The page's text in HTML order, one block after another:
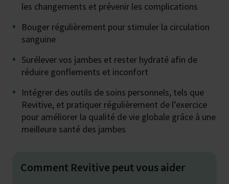
les changements et prévenir les complications
Bouger régulièrement pour stimuler la circulation
sanguine
Surélever vos jambes et rester hydraté afin de
réduire gonflements et inconfort
Intégrer des outils de soins personnels, tels que
Revitive, et pratiquer régulièrement de l’exercice
pour améliorer la qualité de vie globale grâce à une
meilleure santé des jambes
Comment Revitive peut vous aider